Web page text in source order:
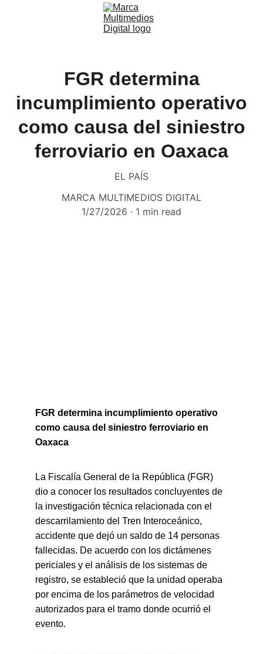
FGR determina
incumplimiento operativo
como causa del siniestro
ferroviario en Oaxaca
EL PAÍS
MARCA MULTIMEDIOS DIGITAL
1/27/2026
1 min read
FGR determina incumplimiento operativo
como causa del siniestro ferroviario en
Oaxaca
La Fiscalía General de la República (FGR)
dio a conocer los resultados concluyentes de
la investigación técnica relacionada con el
descarrilamiento del Tren Interoceánico,
accidente que dejó un saldo de 14 personas
fallecidas. De acuerdo con los dictámenes
periciales y el análisis de los sistemas de
registro, se estableció que la unidad operaba
por encima de los parámetros de velocidad
autorizados para el tramo donde ocurrió el
evento.